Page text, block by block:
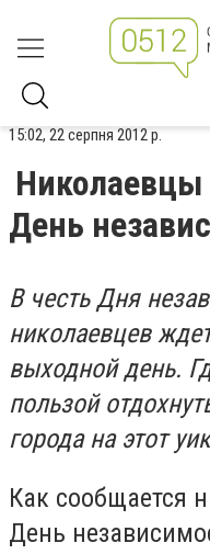
15:02, 22 серпня 2012 р.
Николаевцы
День
В честь Дня
николаевцев
выходной день.
пользой
города на этот
Как сообщается
День